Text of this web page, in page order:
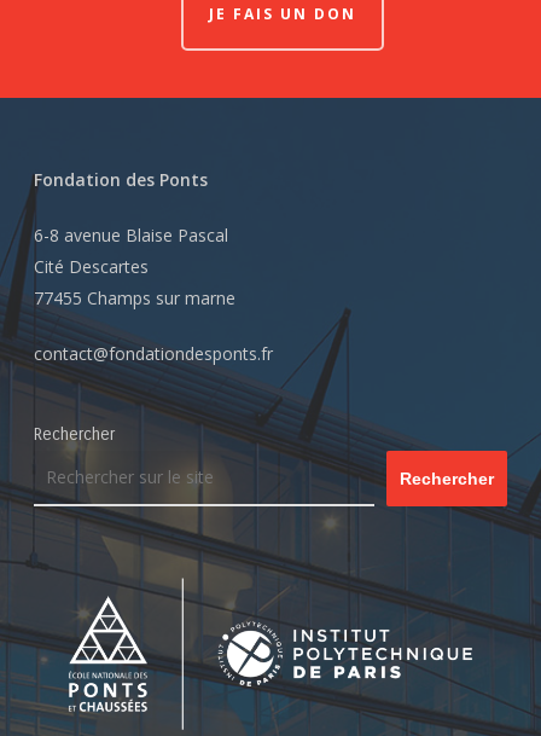
JE FAIS UN DON
Fondation des Ponts
6-8 avenue Blaise Pascal
Cité Descartes
77455 Champs sur marne
contact@fondationdesponts.fr
Rechercher
Rechercher